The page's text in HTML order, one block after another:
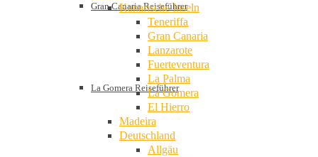
Gran Canaria Reiseführer
La Gomera Reiseführer
Kanarische Inseln
Teneriffa
Gran Canaria
Lanzarote
Fuerteventura
La Palma
La Gomera
El Hierro
Madeira
Deutschland
Allgäu